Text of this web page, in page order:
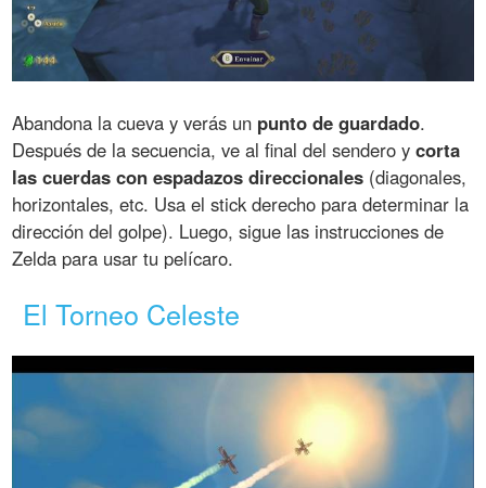
Abandona la cueva y verás un punto de guardado.
Después de la secuencia, ve al final del sendero ycorta
las cuerdas con espadazos direccionales (diagonales,
horizontales, etc. Usa el stick derecho para determinar la
dirección del golpe). Luego, sigue las instrucciones de
Zelda para usar tu pelícaro.
El Torneo Celeste